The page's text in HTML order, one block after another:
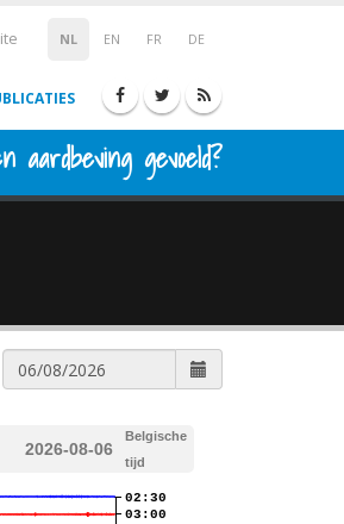
NL EN FR DE
aardbeving gevoeld?
2026-08-06
Belgische
tijd
02:30
03:00